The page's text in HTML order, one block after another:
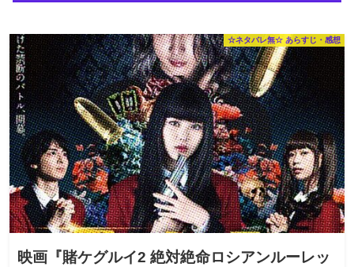
☆ネタバレ無☆ あらすじ・感想
映画『賭ケグルイ2 絶対絶命ロシアンルーレッ